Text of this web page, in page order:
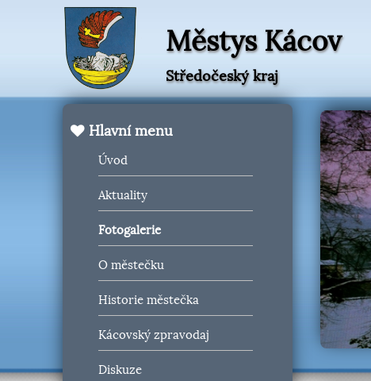
Městys Kácov
Středočeský kraj
Hlavní menu
Úvod
Aktuality
Fotogalerie
O městečku
Historie městečka
Kácovský zpravodaj
Diskuze